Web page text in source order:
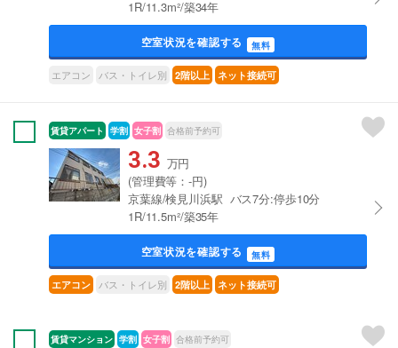
1R/11.3m²/築34年
空室状況を確認する 無料
エアコン バス・トイレ別 2階以上 ネット接続可
賃貸アパート 学割 女子割 合格前予約可
3.3 万円
(管理費等：-円)
京葉線/検見川浜駅 バス7分:停歩10分
1R/11.5m²/築35年
空室状況を確認する 無料
エアコン バス・トイレ別 2階以上 ネット接続可
賃貸マンション 学割 女子割 合格前予約可